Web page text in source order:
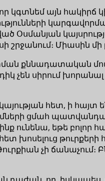
կգտնեմ այն հակիրճ
Օսմանյան
Միասին մի
քննադատական
չեն սիրում խորանալ
հետ, ի հայտ
ցմահ
ունենա, եթե բոլոր
խոսելուց թուրքերի
չի